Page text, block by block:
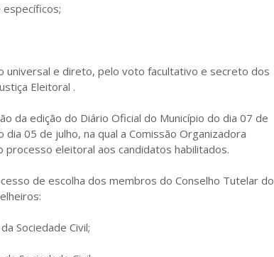
universal e direto, pelo voto facultativo e secreto dos
Eleitoral .
da edição do Diário Oficial do Município do dia 07 de
05 de julho, na qual a Comissão Organizadora
eleitoral aos candidatos habilitados.
de escolha dos membros do Conselho Tutelar do
Sociedade Civil;